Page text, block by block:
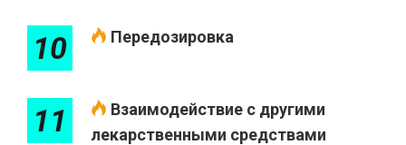
10 Передозировка
11
Взаимодействие с другими
лекарственными средствами